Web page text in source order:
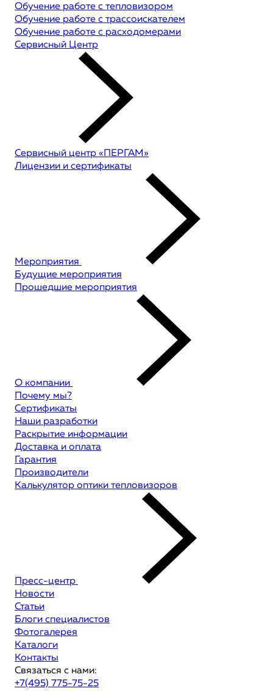
Обучение работе с тепловизором
Обучение работе с трассоискателем
Обучение работе с расходомерами
Сервисный Центр
Сервисный центр «ПЕРГАМ»
Лицензии и сертификаты
Мероприятия
Будущие мероприятия
Прошедшие мероприятия
О компании
Почему мы?
Сертификаты
Наши разработки
Раскрытие информации
Доставка и оплата
Гарантия
Производители
Калькулятор оптики тепловизоров
Пресс-центр
Новости
Статьи
Блоги специалистов
Фотогалерея
Каталоги
Контакты
Связаться с нами:
+7(495) 775-75-25